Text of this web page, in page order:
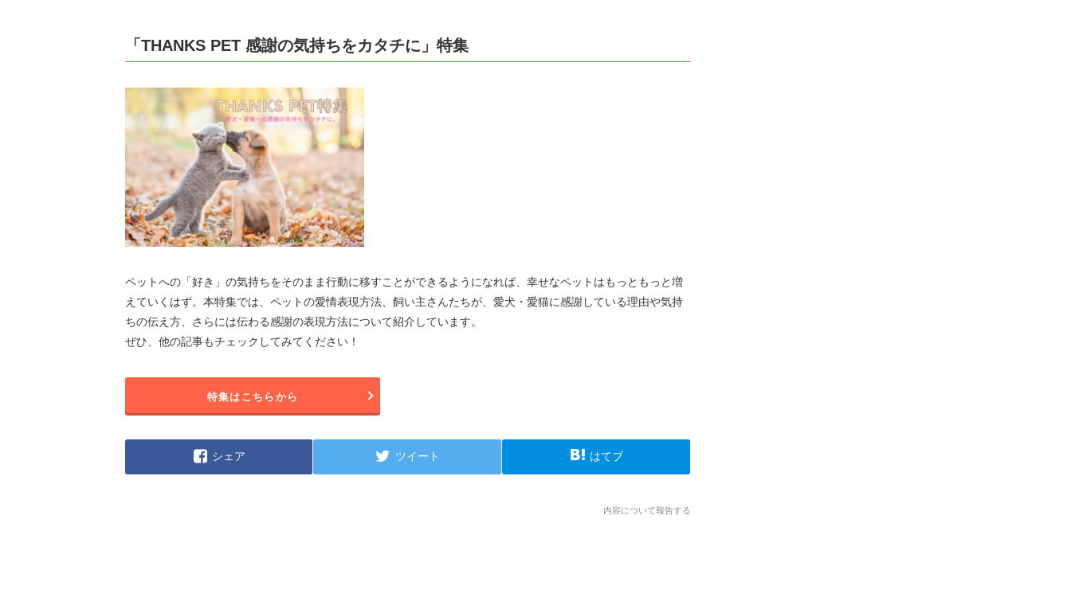
「THANKS PET 感謝の気持ちをカタチに」特集
ペットへの「好き」の気持ちをそのまま行動に移すことができるようになれば、幸せなペットはもっともっと増
えていくはず。本特集では、ペットの愛情表現方法、飼い主さんたちが、愛犬・愛猫に感謝している理由や気持
ちの伝え方、さらには伝わる感謝の表現方法について紹介しています。
ぜひ、他の記事もチェックしてみてください！
特集はこちらから
シェア ツイート はてブ
内容について報告する